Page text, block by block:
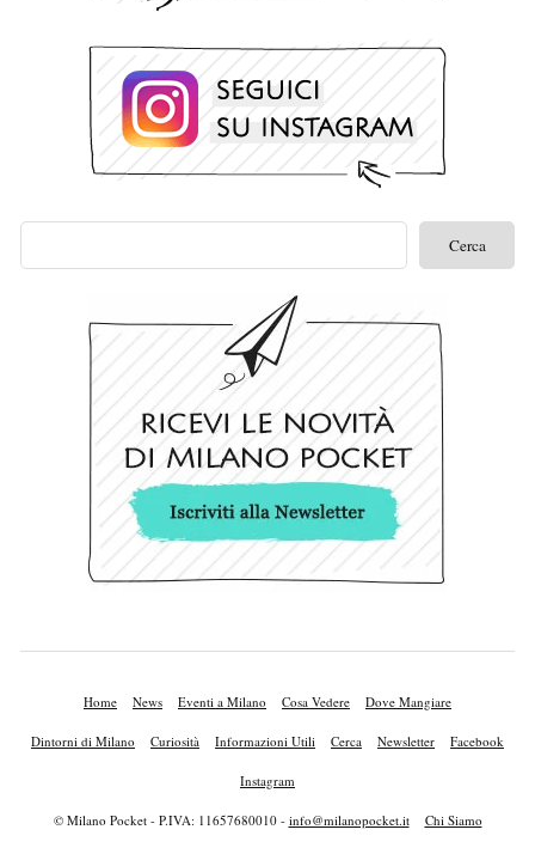
Home News Eventi a Milano Cosa Vedere Dove Mangiare
Dintorni di Milano Curiosità Informazioni Utili Cerca Newsletter Facebook
Instagram
© Milano Pocket - P.IVA: 11657680010 - info@milanopocket.it Chi Siamo